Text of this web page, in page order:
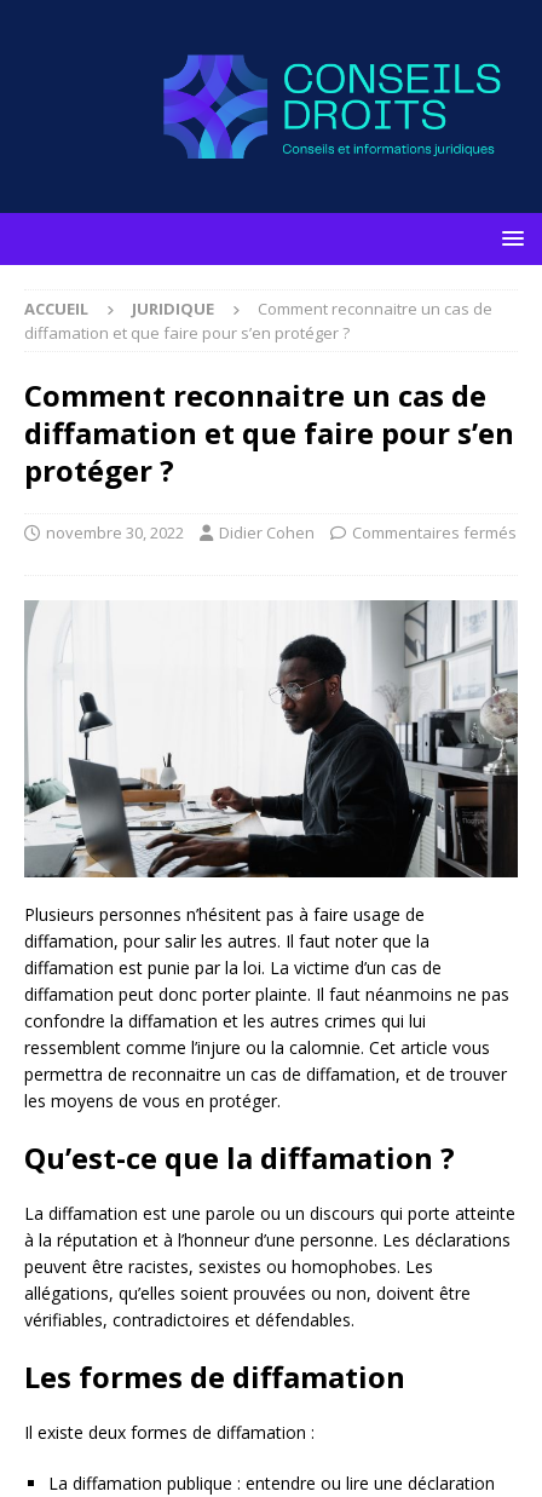
ACCUEIL JURIDIQUE
Comment reconnaitre un cas de
diffamation et que faire pour s’en protéger ?
Comment reconnaitre un cas de
diffamation et que faire pour s’en
protéger ?
novembre 30, 2022 Didier Cohen Commentaires fermés
Plusieurs personnes n’hésitent pas à faire usage de
diffamation, pour salir les autres. Il faut noter que la
diffamation est punie par la loi. La victime d’un cas de
diffamation peut donc porter plainte. Il faut néanmoins ne pas
confondre la diffamation et les autres crimes qui lui
ressemblent comme l’injure ou la calomnie. Cet article vous
permettra de reconnaitre un cas de diffamation, et de trouver
les moyens de vous en protéger.
Qu’est-ce que la diffamation ?
La diffamation est une parole ou un discours qui porte atteinte
à la réputation et à l’honneur d’une personne. Les déclarations
peuvent être racistes, sexistes ou homophobes. Les
allégations, qu’elles soient prouvées ou non, doivent être
vérifiables, contradictoires et défendables.
Les formes de diffamation
Il existe deux formes de diffamation :
La diffamation publique : entendre ou lire une déclaration